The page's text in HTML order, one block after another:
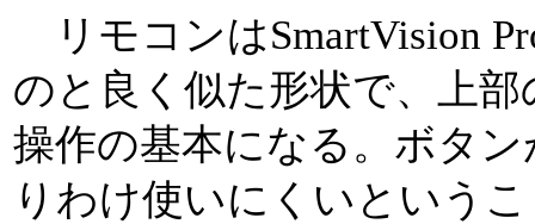
リモコンはSmartVision
のと良く似た形状で、上
操作の基本になる。ボタ
りわけ使いにくいという